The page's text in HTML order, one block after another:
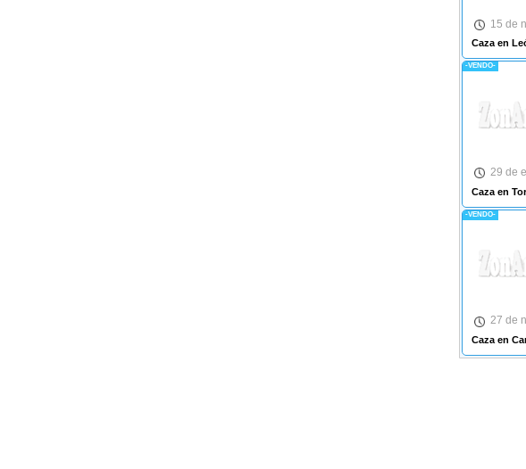
15 de
Caza en
-VENDO-
29 de
Caza en
-VENDO-
27 de
Caza en